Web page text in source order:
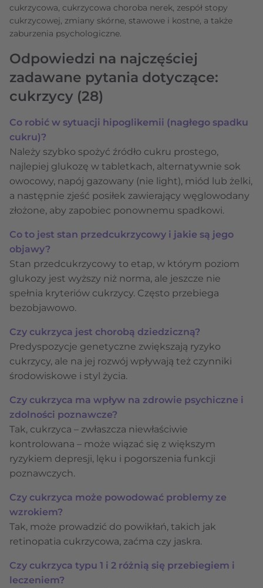
cukrzycowa, cukrzycowa choroba nerek, zespół stopy
cukrzycowej, zmiany skórne, stawowe i kostne, a także
zaburzenia psychologiczne.
Odpowiedzi na najczęściej
zadawane pytania dotyczące:
cukrzycy (28)
Co robić w sytuacji hipoglikemii (nagłego spadku
cukru)?
Należy szybko spożyć źródło cukru prostego,
najlepiej glukozę w tabletkach, alternatywnie sok
owocowy, napój gazowany (nie light), miód lub żelki,
a następnie zjeść posiłek zawierający węglowodany
złożone, aby zapobiec ponownemu spadkowi.
Co to jest stan przedcukrzycowy i jakie są jego
objawy?
Stan przedcukrzycowy to etap, w którym poziom
glukozy jest wyższy niż norma, ale jeszcze nie
spełnia kryteriów cukrzycy. Często przebiega
bezobjawowo.
Czy cukrzyca jest chorobą dziedziczną?
Predyspozycje genetyczne zwiększają ryzyko
cukrzycy, ale na jej rozwój wpływają też czynniki
środowiskowe i styl życia.
Czy cukrzyca ma wpływ na zdrowie psychiczne i
zdolności poznawcze?
Tak, cukrzyca – zwłaszcza niewłaściwie
kontrolowana – może wiązać się z większym
ryzykiem depresji, lęku i pogorszenia funkcji
poznawczych.
Czy cukrzyca może powodować problemy ze
wzrokiem?
Tak, może prowadzić do powikłań, takich jak
retinopatia cukrzycowa, zaćma czy jaskra.
Czy cukrzyca typu 1 i 2 różnią się przebiegiem i
leczeniem?